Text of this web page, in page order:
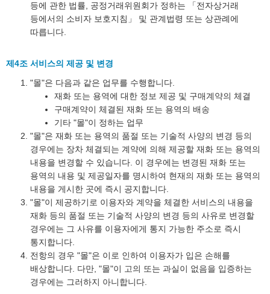
등에 관한 법률, 공정거래위원회가 정하는 「전자상거래
등에서의 소비자 보호지침」 및 관계법령 또는 상관례에
따릅니다.
제4조 서비스의 제공 및 변경
"몰"은 다음과 같은 업무를 수행합니다.
재화 또는 용역에 대한 정보 제공 및 구매계약의 체결
구매계약이 체결된 재화 또는 용역의 배송
기타 "몰"이 정하는 업무
"몰"은 재화 또는 용역의 품절 또는 기술적 사양의 변경 등의
경우에는 장차 체결되는 계약에 의해 제공할 재화 또는 용역의
내용을 변경할 수 있습니다. 이 경우에는 변경된 재화 또는
용역의 내용 및 제공일자를 명시하여 현재의 재화 또는 용역의
내용을 게시한 곳에 즉시 공지합니다.
"몰"이 제공하기로 이용자와 계약을 체결한 서비스의 내용을
재화 등의 품절 또는 기술적 사양의 변경 등의 사유로 변경할
경우에는 그 사유를 이용자에게 통지 가능한 주소로 즉시
통지합니다.
전항의 경우 "몰"은 이로 인하여 이용자가 입은 손해를
배상합니다. 다만, "몰"이 고의 또는 과실이 없음을 입증하는
경우에는 그러하지 아니합니다.